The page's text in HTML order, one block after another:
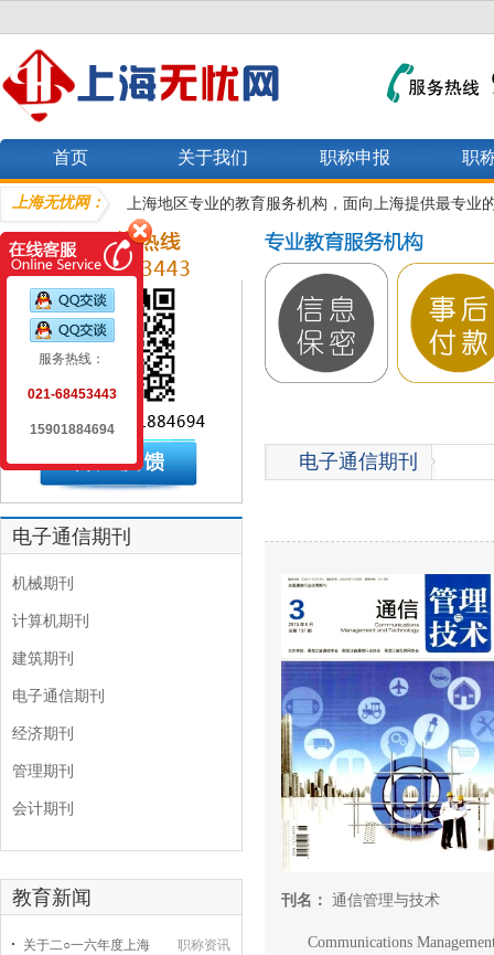
首页 关于我们 职称申报 职
上海无忧网： 上海地区专业的教育服务机构，面向上海提供最专业
电子通信期刊
机械期刊
计算机期刊
建筑期刊
电子通信期刊
经济期刊
管理期刊
会计期刊
教育新闻
关于二○一六年度上海 职称资讯
电子通信期刊
刊名： 通信管理与技术
Communications
服务热线：
021-68453443
15901884694